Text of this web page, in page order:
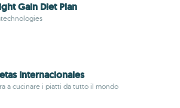
Gain Diet Plan
Internacionales
a cucinare i piatti da tutto il mondo